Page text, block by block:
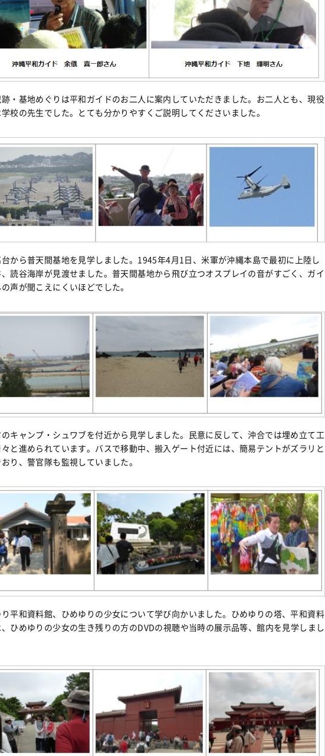
跡・基地めぐりは平和ガイドのお二人に案内していただきました。お二人とも、現役
校の先生でした。とても分かりやすくご説明してくださいました。
台から普天間基地を見学しました。1945年4月1日、米軍が沖縄本島で最初に上陸し
読谷海岸が見渡せました。普天間基地から飛び立つオスプレイの音がすごく、ガイ
の声が聞こえにくいほどでした。
キャンプ・シュワブを付近から見学しました。民意に反して、沖合では埋め立て工
と進められています。バスで移動中、搬入ゲート付近には、簡易テントがズラリと
り、警官隊も監視していました。
り平和資料館、ひめゆりの少女について学び向かいました。ひめゆりの塔、平和資料
ひめゆりの少女の生き残りの方のDVDの視聴や当時の展示品等、館内を見学しまし